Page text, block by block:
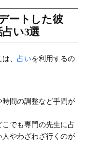
ートした彼
い3選
、 占いを利用するの
時間の調整など手間が
でも専門の先生に占
やわざわざ行くのが